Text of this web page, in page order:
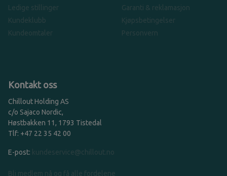
Ledige stillinger
Kundeklubb
Kundeomtaler
Garanti & reklamasjon
Kjøpsbetingelser
Personvern
Kontakt oss
Chillout Holding AS
c/o Sajaco Nordic,
Høstbakken 11, 1793 Tistedal
Tlf: +47 22 35 42 00
E-post: kundeservice@chillout.no
Bli medlem nå og få alle fordelene